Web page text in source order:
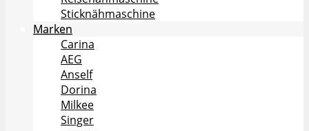
Sticknähmaschine
Marken
Carina
AEG
Anself
Dorina
Milkee
Singer